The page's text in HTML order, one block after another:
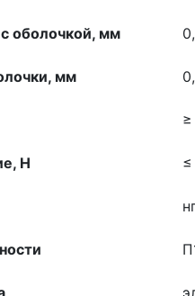
оболочкой, мм
мм
≥
H ≤